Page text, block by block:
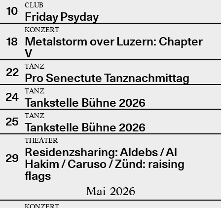
10
CLUB
Friday Psyday
18
KONZERT
Metalstorm over Luzern: Chapter
V
22
TANZ
Pro Senectute Tanznachmittag
24
TANZ
Tankstelle Bühne 2026
25
TANZ
Tankstelle Bühne 2026
29
THEATER
Residenzsharing: Aldebs / Al
Hakim / Caruso / Zünd: raising
flags
Mai 2026